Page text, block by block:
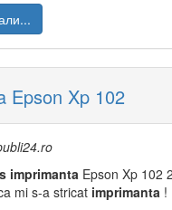
Epson Xp 102
imprimanta Epson Xp 102
mi s-a stricat imprimanta !